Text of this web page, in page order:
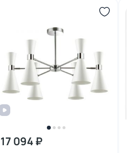
17 094 ₽